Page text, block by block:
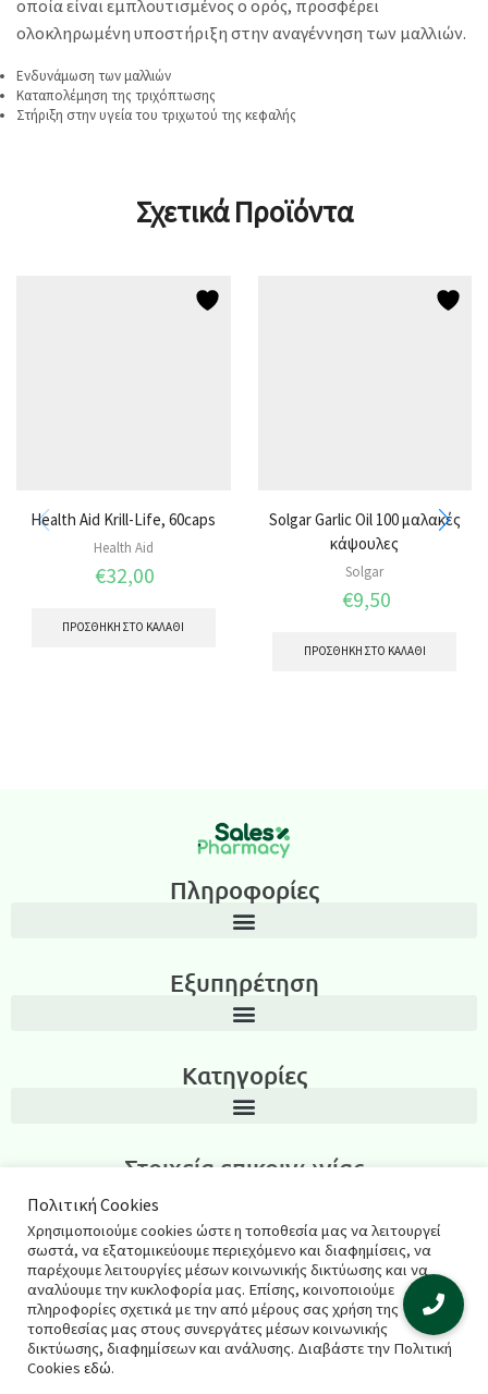
οποία είναι εμπλουτισμένος ο ορός, προσφέρει
ολοκληρωμένη υποστήριξη στην αναγέννηση των μαλλιών.
Ενδυνάμωση των μαλλιών
Καταπολέμηση της τριχόπτωσης
Στήριξη στην υγεία του τριχωτού της κεφαλής
Σχετικά Προϊόντα
Health Aid Krill-Life, 60caps
Health Aid
€32,00
ΠΡΟΣΘΉΚΗ ΣΤΟ ΚΑΛΆΘΙ
Solgar Garlic Oil 100 μαλακές
κάψουλες
Solgar
€9,50
ΠΡΟΣΘΉΚΗ ΣΤΟ ΚΑΛΆΘΙ
Πληροφορίες
Εξυπηρέτηση
Κατηγορίες
Στοιχεία επικοινωνίας
Λεωνίδα Ιασωνίδου 3, Περιοχή Καμάρα, Θεσσαλονίκη T.K.: 54635
2311270795
salespharmacyshop@gmail.com
© 2021 salespharmacy.gr – Σχεδιασμός & κατασκευή
Πολιτική Cookies
Χρησιμοποιούμε cookies ώστε η τοποθεσία μας να λειτουργεί
σωστά, να εξατομικεύουμε περιεχόμενο και διαφημίσεις, να
παρέχουμε λειτουργίες μέσων κοινωνικής δικτύωσης και να
αναλύουμε την κυκλοφορία μας. Επίσης, κοινοποιούμε
πληροφορίες σχετικά με την από μέρους σας χρήση της
τοποθεσίας μας στους συνεργάτες μέσων κοινωνικής
δικτύωσης, διαφημίσεων και ανάλυσης. Διαβάστε την Πολιτική
Cookies εδώ.